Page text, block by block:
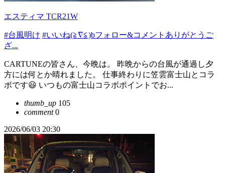
エスティマ TCR21W
#台風明け #いいね(≧∇≦)bフォロー&コメントありがとうご
ざ...
CARTUNEの皆さん、今晩は。 昨晩からの台風が通過し夕
方には何とか晴れました。 仕事終わりに笠雲富士山とコラ
ボです😃 いつもの富士山コラボポイントでお...
thumb_up 105
comment0
2026/06/03 20:30